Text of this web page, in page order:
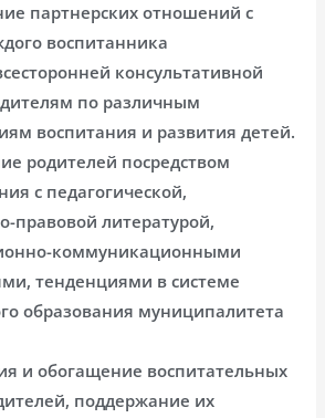
партнерских отношений с
воспитанника
консультативной
по различным
воспитания и развития детей.
родителей посредством
с педагогической,
правовой литературой,
коммуникационными
тенденциями в системе
образования муниципалитета
и обогащение воспитательных
поддержание их